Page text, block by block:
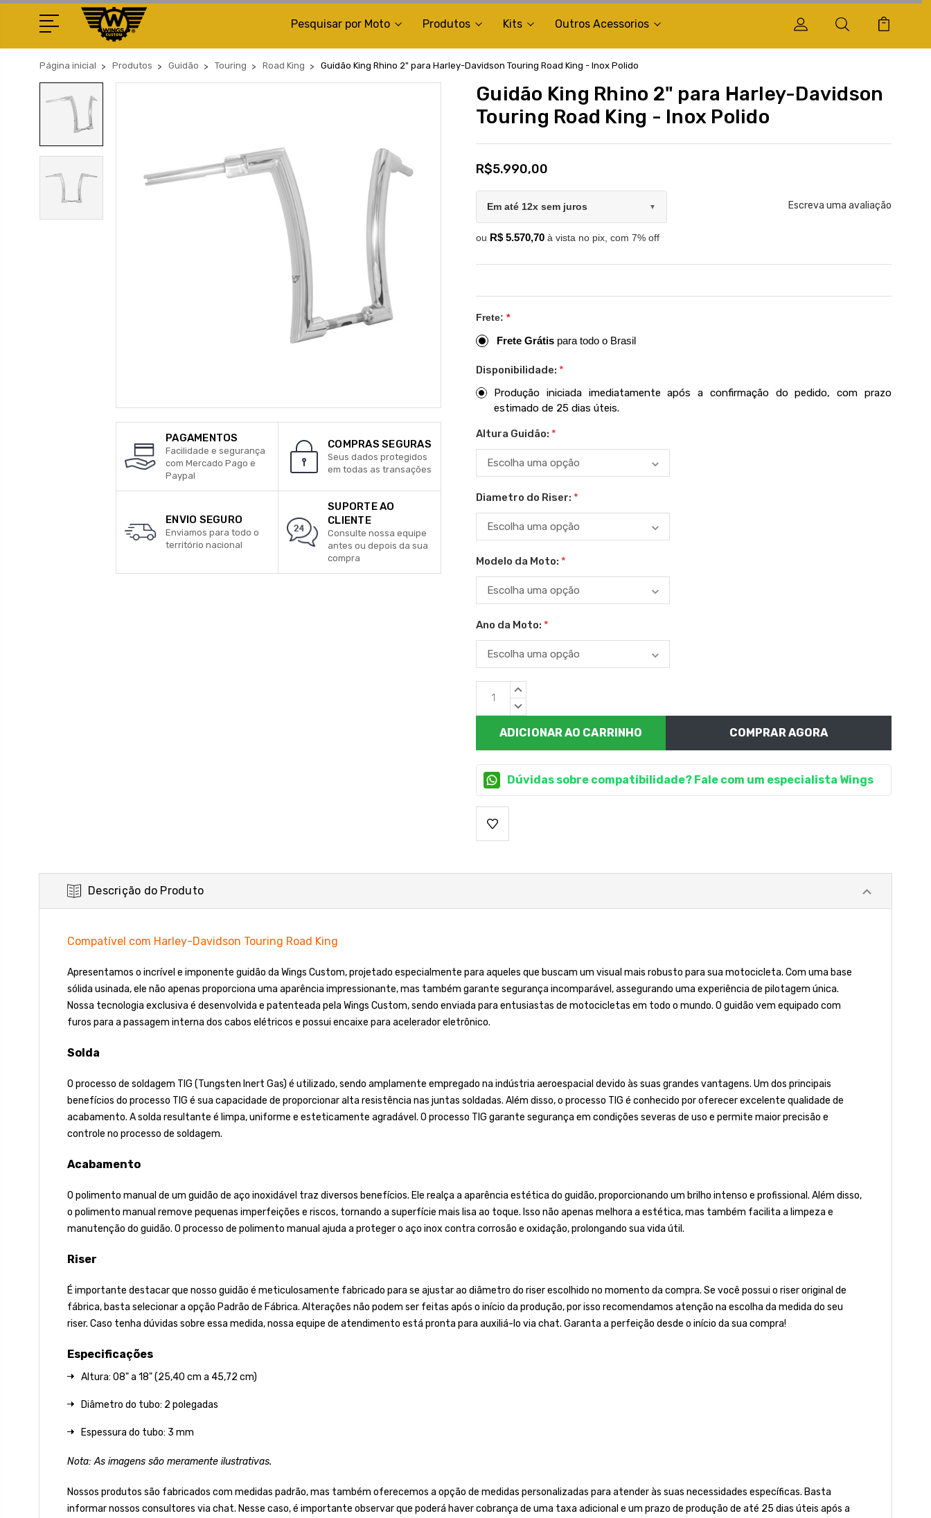
Pesquisar por Moto Produtos Kits Outros Acessorios
Página inicial Produtos Guidão Touring Road King Guidão King Rhino 2" para Harley-Davidson Touring Road King - Inox Polido
PAGAMENTOS
Facilidade e segurança
com Mercado Pago e
Paypal
COMPRAS SEGURAS
Seus dados protegidos
em todas as transações
ENVIO SEGURO
Enviamos para todo o
território nacional
SUPORTE AO
CLIENTE
Consulte nossa equipe
antes ou depois da sua
compra
Guidão King Rhino 2" para Harley-Davidson
Touring Road King - Inox Polido
R$5.990,00
Em até 12x sem juros ▼
ou R$ 5.570,70 à vista no pix, com 7% off
Escreva uma avaliação
Frete: *
Frete Grátis para todo o Brasil
Disponibilidade: *
Produção iniciada imediatamente após a confirmação do pedido, com prazo
estimado de 25 dias úteis.
Altura Guidão: *
Diametro do Riser: *
Modelo da Moto: *
Ano da Moto: *
Estoque
atual:
QUANTIDADE
QUANTIDADE
COMPRAR AGORA
Dúvidas sobre compatibilidade? Fale com um especialista Wings
Descrição do Produto
Compatível com Harley-Davidson Touring Road King
Apresentamos o incrível e imponente guidão da Wings Custom, projetado especialmente para aqueles que buscam um visual mais robusto para sua motocicleta. Com uma base
sólida usinada, ele não apenas proporciona uma aparência impressionante, mas também garante segurança incomparável, assegurando uma experiência de pilotagem única.
Nossa tecnologia exclusiva é desenvolvida e patenteada pela Wings Custom, sendo enviada para entusiastas de motocicletas em todo o mundo. O guidão vem equipado com
furos para a passagem interna dos cabos elétricos e possui encaixe para acelerador eletrônico.
Solda
O processo de soldagem TIG (Tungsten Inert Gas) é utilizado, sendo amplamente empregado na indústria aeroespacial devido às suas grandes vantagens. Um dos principais
benefícios do processo TIG é sua capacidade de proporcionar alta resistência nas juntas soldadas. Além disso, o processo TIG é conhecido por oferecer excelente qualidade de
acabamento. A solda resultante é limpa, uniforme e esteticamente agradável. O processo TIG garante segurança em condições severas de uso e permite maior precisão e
controle no processo de soldagem.
Acabamento
O polimento manual de um guidão de aço inoxidável traz diversos benefícios. Ele realça a aparência estética do guidão, proporcionando um brilho intenso e profissional. Além disso,
o polimento manual remove pequenas imperfeições e riscos, tornando a superfície mais lisa ao toque. Isso não apenas melhora a estética, mas também facilita a limpeza e
manutenção do guidão. O processo de polimento manual ajuda a proteger o aço inox contra corrosão e oxidação, prolongando sua vida útil.
Riser
É importante destacar que nosso guidão é meticulosamente fabricado para se ajustar ao diâmetro do riser escolhido no momento da compra. Se você possui o riser original de
fábrica, basta selecionar a opção Padrão de Fábrica. Alterações não podem ser feitas após o início da produção, por isso recomendamos atenção na escolha da medida do seu
riser. Caso tenha dúvidas sobre essa medida, nossa equipe de atendimento está pronta para auxiliá-lo via chat. Garanta a perfeição desde o início da sua compra!
Especificações
Altura: 08" a 18" (25,40 cm a 45,72 cm)
Diâmetro do tubo: 2 polegadas
Espessura do tubo: 3 mm
Nota: As imagens são meramente ilustrativas.
Nossos produtos são fabricados com medidas padrão, mas também oferecemos a opção de medidas personalizadas para atender às suas necessidades específicas. Basta
informar nossos consultores via chat. Nesse caso, é importante observar que poderá haver cobrança de uma taxa adicional e um prazo de produção de até 25 dias úteis após a